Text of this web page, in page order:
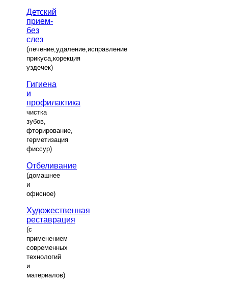
Детский
прием-
без
слез
(лечение,удаление,исправление
прикуса,корекция
уздечек)
Гигиена
и
профилактика
чистка
зубов,
фторирование,
герметизация
фиссур)
Отбеливание
(домашнее
и
офисное)
Художественная
реставрация
(с
применением
современных
технологий
и
материалов)